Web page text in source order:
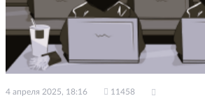
4 апреля 2025, 18:16 11458